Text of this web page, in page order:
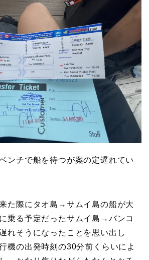
ンチで船を待つが案の定遅れてい
た際にタオ島→サムイ島の船が大
乗る予定だったサムイ島→バンコ
れそうになったことを思い出し
機の出発時刻の30分前くらいによ